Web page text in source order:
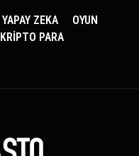
YAPAY ZEKA
OYUN
KRİPTO PARA